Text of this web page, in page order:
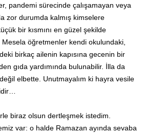
pandemi sürecinde çalışamayan veya
zor durumda kalmış kimselere
bir kısmını en güzel şekilde
Mesela öğretmenler kendi okulundaki,
birkaç ailenin kapısına gecenin bir
gıda yardımında bulunabilir. İlla da
elbette. Unutmayalım ki hayra vesile
biraz olsun dertleşmek istedim.
var: o halde Ramazan ayında sevaba